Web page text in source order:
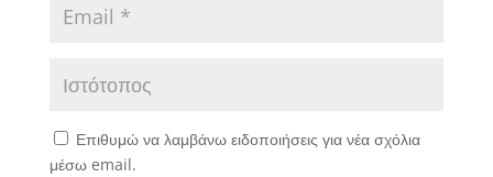
Επιθυμώ να λαμβάνω ειδοποιήσεις για νέα σχόλια
μέσω email.